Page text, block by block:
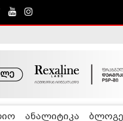
ანალიტიკა